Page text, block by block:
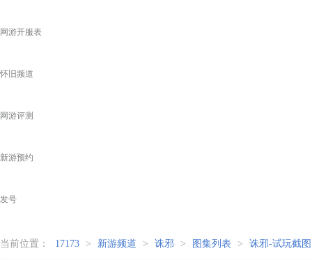
网游开服表
怀旧频道
网游评测
新游预约
发号
当前位置： 17173 > 新游频道 > 诛邪 > 图集列表 > 诛邪-试玩截图